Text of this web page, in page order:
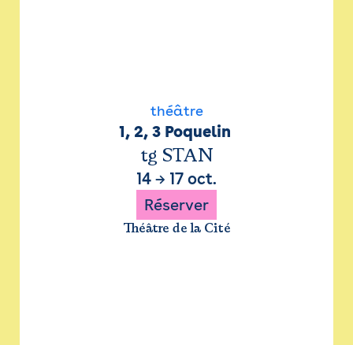
théâtre
1, 2, 3 Poquelin
tg STAN
14 → 17 oct.
Réserver
Théâtre de la Cité